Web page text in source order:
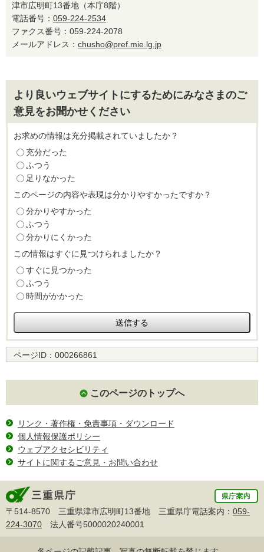
津市広明町13番地（本庁8階）
電話番号： 059-224-2534
ファクス番号：059-224-2078
メールアドレス： chusho@pref.mie.lg.jp
より良いウェブサイトにするためにみなさまのご
意見をお聞かせください
お求めの情報は充分掲載されていましたか？
充分だった
ふつう
足りなかった
このページの内容や表現は分かりやすかったですか？
分かりやすかった
ふつう
分かりにくかった
この情報はすぐに見つけられましたか？
すぐに見つかった
ふつう
時間がかかった
ページID： 000266861
このページのトップへ
リンク・著作権・免責事項・ダウンロード
個人情報保護ポリシー
ウェブアクセシビリティ
サイトに関するご意見・お問い合わせ
〒514-8570 三重県津市広明町13番地 三重県庁電話案内： 059-
224-3070 法人番号5000020240001